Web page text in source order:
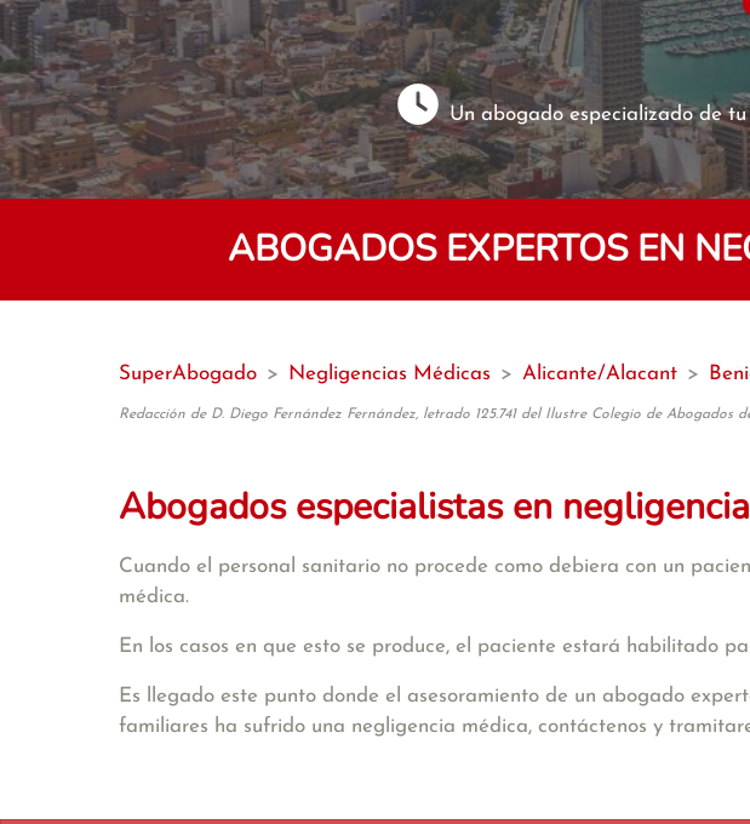
Un abogado especializado de
ABOGADOS EXPERTOS EN
SuperAbogado > Negligencias Médicas > Alicante/Alacant >
Redacción de D. Diego Fernández Fernández, letrado 125.741 del Ilustre Colegio de Abogados
Abogados especialistas en
Cuando el personal sanitario no procede como debiera con un
médica.
En los casos en que esto se produce, el paciente estará habilitado
Es llegado este punto donde el asesoramiento de un abogado
familiares ha sufrido una negligencia médica, contáctenos y